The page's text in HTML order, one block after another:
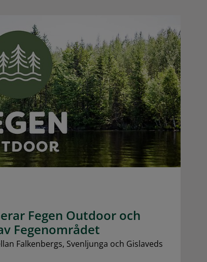
Fegen Outdoor och
Fegenområdet
Falkenbergs, Svenljunga och Gislaveds